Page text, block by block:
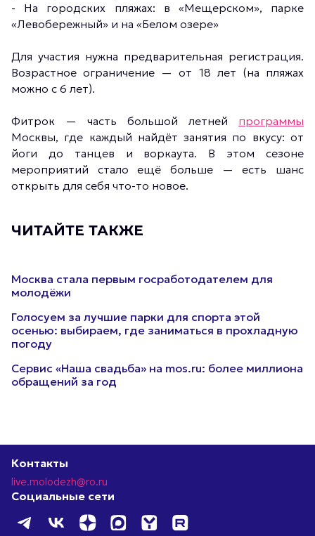
- На городских пляжах: в «Мещерском», парке
«Левобережный» и на «Белом озере»
Для участия нужна предварительная регистрация.
Возрастное ограничение — от 18 лет (на пляжах
можно с 6 лет).
Фитрок — часть большой летней программы
Москвы, где каждый найдёт занятия по вкусу: от
йоги до танцев и воркаута. В этом сезоне
мероприятий стало ещё больше — есть шанс
открыть для себя что-то новое.
ЧИТАЙТЕ ТАКЖЕ
Москва стала первым госработодателем для
молодёжи
Голосуем за лучшие парки для спорта этой
осенью: выбираем, где заниматься в прохладную
погоду
Сервис «Наша свадьба» на mos.ru: более миллиона
обращений за год
Контакты
live.molodezh@ro.ru
Социальные сети